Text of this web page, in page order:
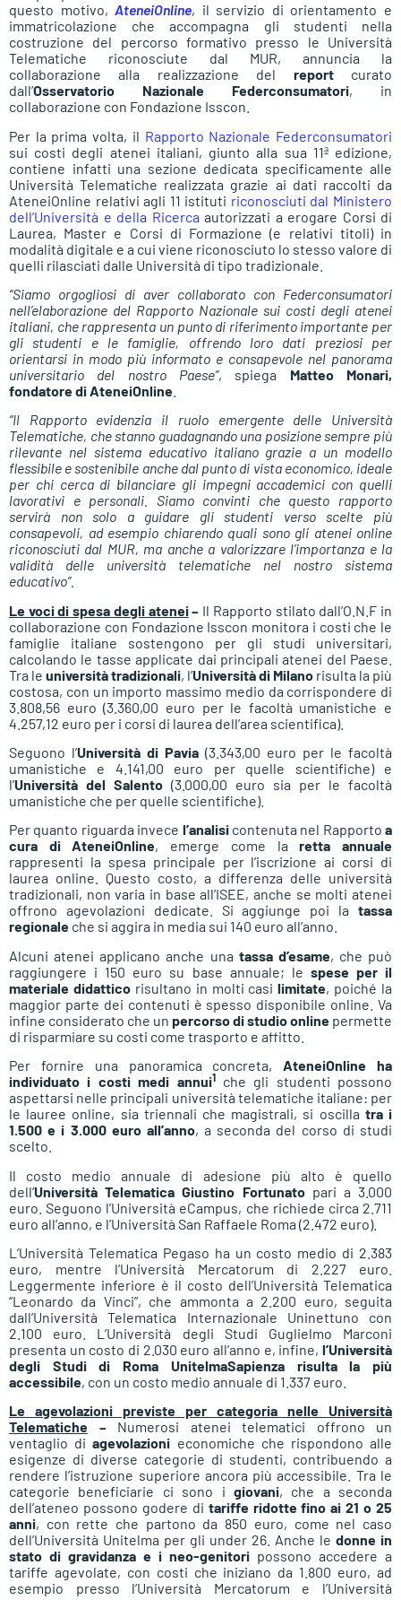
questo motivo,AteneiOnline, il servizio di orientamento e
immatricolazione che accompagna gli studenti nella
costruzione del percorso formativo presso le Università
Telematiche riconosciute dal MUR, annuncia la
collaborazione alla realizzazione del reportcurato
dall’Osservatorio Nazionale Federconsumatori, in
collaborazione con Fondazione Isscon.
Per la prima volta, il Rapporto Nazionale Federconsumatori
sui costi degli atenei italiani, giunto alla sua 11ª edizione,
contiene infatti una sezione dedicata specificamente alle
Università Telematiche realizzata grazie ai dati raccolti da
AteneiOnline relativi agli 11 istituti riconosciuti dal Ministero
dell’Università e della Ricerca autorizzati a erogare Corsi di
Laurea, Master e Corsi di Formazione (e relativi titoli) in
modalità digitale e a cui viene riconosciuto lo stesso valore di
quelli rilasciati dalle Università di tipo tradizionale.
“Siamo orgogliosi di aver collaborato con Federconsumatori
nell’elaborazione del Rapporto Nazionale sui costi degli atenei
italiani, che rappresenta un punto di riferimento importante per
gli studenti e le famiglie, offrendo loro dati preziosi per
orientarsi in modo più informato e consapevole nel panorama
universitario del nostro Paese”, spiega Matteo Monari,
fondatore di AteneiOnline
“Il Rapporto evidenzia il ruolo emergente delle Università
Telematiche, che stanno guadagnando una posizione sempre più
rilevante nel sistema educativo italiano grazie a un modello
flessibile e sostenibile anche dal punto di vista economico, ideale
per chi cerca di bilanciare gli impegni accademici con quelli
lavorativi e personali. Siamo convinti che questo rapporto
servirà non solo a guidare gli studenti verso scelte più
consapevoli, ad esempio chiarendo quali sono gli atenei online
riconosciuti dal MUR, ma anche a valorizzare l’importanza e la
validità delle università telematiche nel nostro sistema
educativo”.
Le voci di spesa degli atenei– Il Rapporto stilato dall’O.N.F in
collaborazione con Fondazione Isscon monitora i costi che le
famiglie italiane sostengono per gli studi universitari,
calcolando le tasse applicate dai principali atenei del Paese.
Tra le università tradizionali, l’Università di Milano risulta la più
costosa, con un importo massimo medio da corrispondere di
3.808,56 euro (3.360,00 euro per le facoltà umanistiche e
4.257,12 euro per i corsi di laurea dell’area scientifica).
Seguono l’Università di Pavia (3.343,00 euro per le facoltà
umanistiche e 4.141,00 euro per quelle scientifiche) e
l’Università del Salento (3.000,00 euro sia per le facoltà
umanistiche che per quelle scientifiche).
Per quanto riguarda invece l’analisicontenuta nel Rapporto a
cura di AteneiOnline, emerge come laretta annuale
rappresenti la spesa principale per l’iscrizione ai corsi di
laurea online. Questo costo, a differenza delle università
tradizionali, non varia in base all’ISEE, anche se molti atenei
offrono agevolazioni dedicate. Si aggiunge poi la tassa
regionale che si aggira in media sui 140 euro all’anno.
Alcuni atenei applicano anche una tassa d’esame, che può
raggiungere i 150 euro su base annuale; le spese per il
materiale didatticorisultano in molti casilimitate, poiché la
maggior parte dei contenuti è spesso disponibile online. Va
infine considerato che un percorso di studio online permette
di risparmiare su costi come trasporto e affitto.
Per fornire una panoramica concreta,AteneiOnline ha
individuato i costi medi annui1
che gli studenti possono
aspettarsi nelle principali università telematiche italiane: per
le lauree online, sia triennali che magistrali, si oscilla tra i
1.500 e i 3.000 euro all’anno, a seconda del corso di studi
scelto.
Il costo medio annuale di adesione più alto è quello
dell’Università Telematica Giustino Fortunatopari a 3.000
euro. Seguono l’Università eCampus, che richiede circa 2.711
euro all’anno, e l’Università San Raffaele Roma (2.472 euro).
L’Università Telematica Pegaso ha un costo medio di 2.383
euro, mentre l’Università Mercatorum di 2.227 euro.
Leggermente inferiore è il costo dell’Università Telematica
“Leonardo da Vinci”, che ammonta a 2.200 euro, seguita
dall’Università Telematica Internazionale Uninettuno con
2.100 euro. L’Università degli Studi Guglielmo Marconi
presenta un costo di 2.030 euro all’anno e, infine, l’Università
degli Studi di Roma UnitelmaSapienza risulta la più
accessibile, con un costo medio annuale di 1.337 euro.
Le agevolazioni previste per categoria nelle Università
Telematiche – Numerosi atenei telematici offrono un
ventaglio diagevolazioni economiche che rispondono alle
esigenze di diverse categorie di studenti, contribuendo a
rendere l’istruzione superiore ancora più accessibile. Tra le
categorie beneficiarie ci sono i giovani, che a seconda
dell’ateneo possono godere di tariffe ridotte fino ai 21 o 25
anni, con rette che partono da 850 euro, come nel caso
dell’Università Unitelma per gli under 26. Anche le donne in
stato di gravidanza e i neo-genitori possono accedere a
tariffe agevolate, con costi che iniziano da 1.800 euro, ad
esempio presso l’Università Mercatorum e l’Università